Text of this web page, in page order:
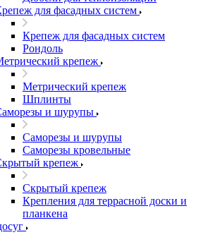
для фасадных систем
Крепеж для фасадных систем
Рондоль
крепеж
Метрический крепеж
Шплинты
и шурупы
Саморезы и шурупы
Саморезы кровельные
крепеж
Скрытый крепеж
Крепления для террасной доски и
планкена